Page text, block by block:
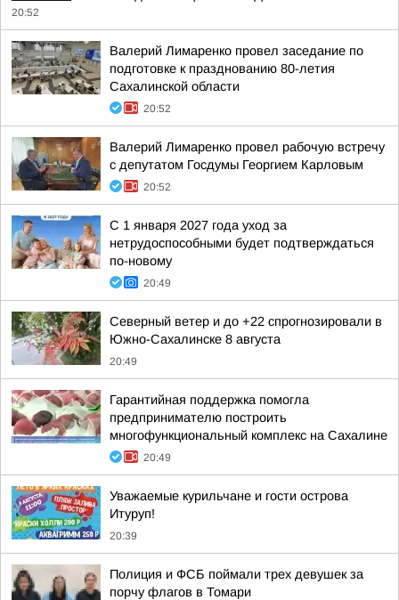
20:52
Валерий Лимаренко провел заседание по
подготовке к празднованию 80-летия
Сахалинской области
20:52
Валерий Лимаренко провел рабочую встречу
с депутатом Госдумы Георгием Карловым
20:52
С 1 января 2027 года уход за
нетрудоспособными будет подтверждаться
по-новому
20:49
Северный ветер и до +22 спрогнозировали в
Южно-Сахалинске 8 августа
20:49
Гарантийная поддержка помогла
предпринимателю построить
многофункциональный комплекс на Сахалине
20:49
Уважаемые курильчане и гости острова
Итуруп!
20:39
Полиция и ФСБ поймали трех девушек за
порчу флагов в Томари